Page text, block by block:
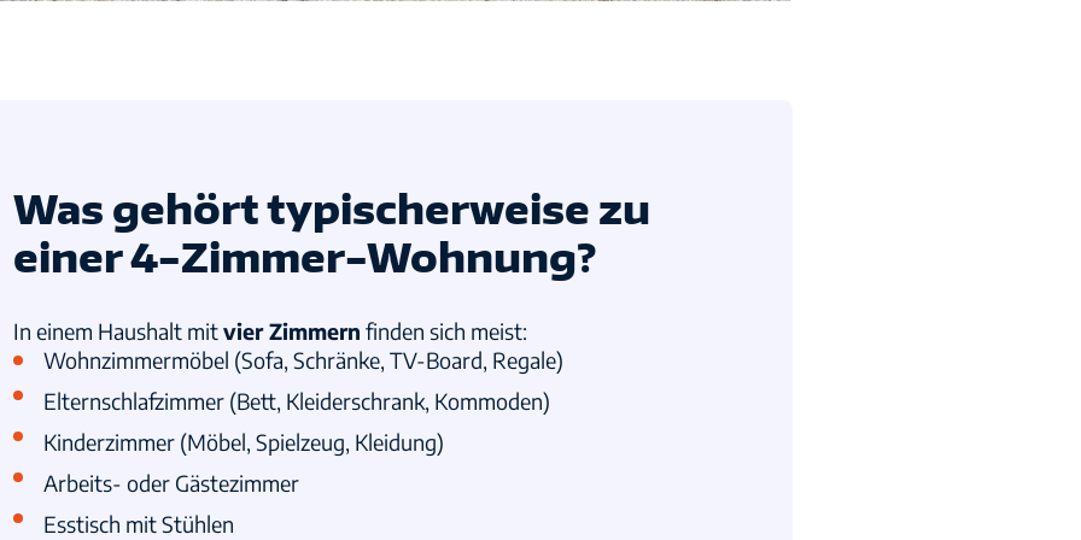
Was gehört typischerweise zu
einer 4-Zimmer-Wohnung?
In einem Haushalt mitvier Zimmern finden sich meist:
Wohnzimmermöbel (Sofa, Schränke, TV-Board, Regale)
Elternschlafzimmer (Bett, Kleiderschrank, Kommoden)
Kinderzimmer (Möbel, Spielzeug, Kleidung)
Arbeits- oder Gästezimmer
Esstisch mit Stühlen